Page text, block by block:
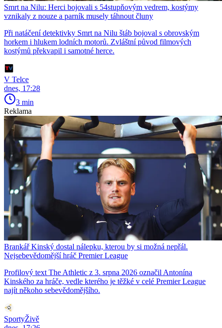
Smrt na Nilu: Herci bojovali s 54stupňovým vedrem, kostýmy
vznikaly z nouze a parník musely táhnout čluny
Při natáčení detektivky Smrt na Nilu štáb bojoval s obrovským
horkem i hlukem lodních motorů. Zvláštní původ filmových
kostýmů překvapil i samotné herce.
V Telce
dnes, 17:28
3 min
Reklama
Brankář Kinský dostal nálepku, kterou by si možná nepřál.
Nejsebevědomější hráč Premier League
Profilový text The Athletic z 3. srpna 2026 označil Antonína
Kinského za hráče, vedle kterého je těžké v celé Premier League
najít někoho sebevědomějšího.
SportyŽivě